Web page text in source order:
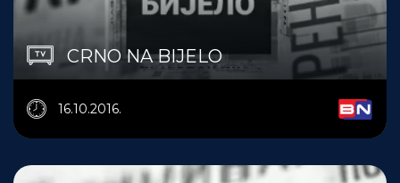
CRNO NA BIJELO
16.10.2016.